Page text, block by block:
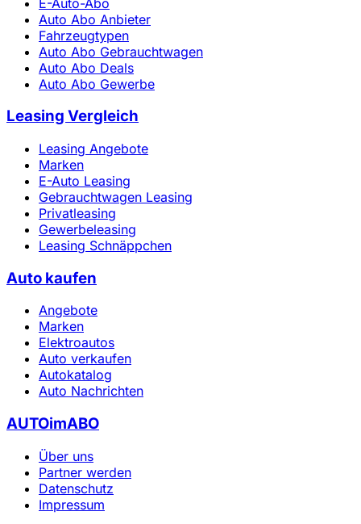
Auto Abo Anbieter
Fahrzeugtypen
Auto Abo Gebrauchtwagen
Auto Abo Deals
Auto Abo Gewerbe
Leasing Vergleich
Leasing Angebote
Marken
E-Auto Leasing
Gebrauchtwagen Leasing
Privatleasing
Gewerbeleasing
Leasing Schnäppchen
Auto kaufen
Angebote
Marken
Elektroautos
Auto verkaufen
Autokatalog
Auto Nachrichten
AUTOimABO
Über uns
Partner werden
Datenschutz
Impressum